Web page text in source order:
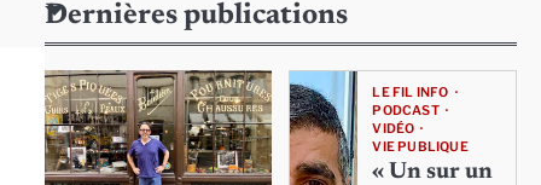
Dernières publications
LE FIL INFO
PODCAST
VIDÉO
VIE PUBLIQUE
« Un sur un